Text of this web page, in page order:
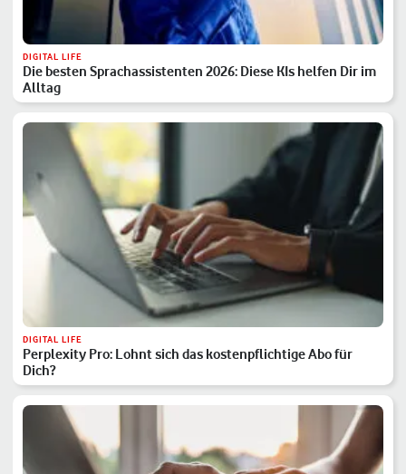
DIGITAL LIFE
Die besten Sprachassistenten 2026: Diese KIs helfen Dir im
Alltag
DIGITAL LIFE
Perplexity Pro: Lohnt sich das kostenpflichtige Abo für
Dich?